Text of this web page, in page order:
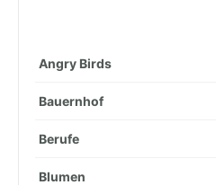
Angry Birds
Bauernhof
Berufe
Blumen